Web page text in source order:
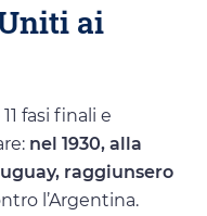
ai
fasi finali e
nel 1930, alla
raggiunsero
l’Argentina.